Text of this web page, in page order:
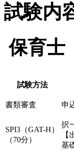
試験内
保育士
試験方法
書類審査 申
SPI3（GAT-H）
（70分）
択
【
基